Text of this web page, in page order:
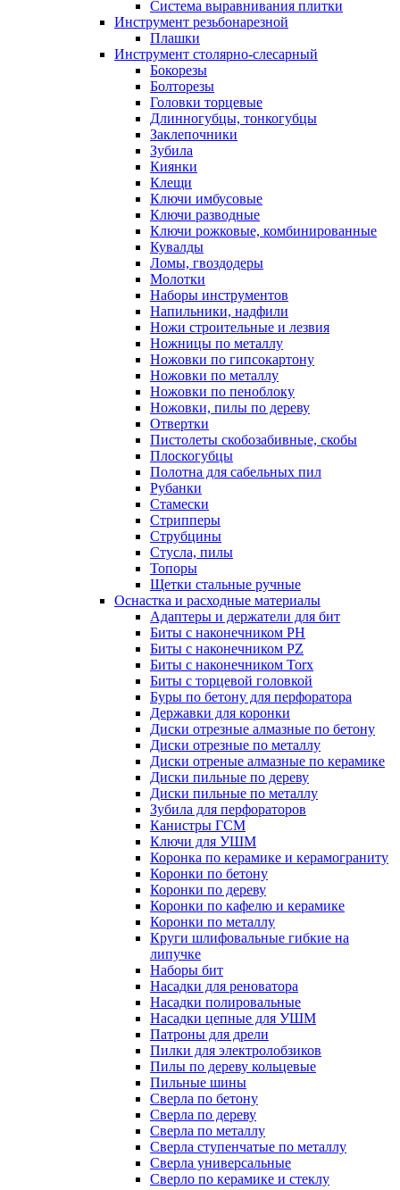
Система выравнивания плитки
Инструмент резьбонарезной
Плашки
Инструмент столярно-слесарный
Бокорезы
Болторезы
Головки торцевые
Длинногубцы, тонкогубцы
Заклепочники
Зубила
Киянки
Клещи
Ключи имбусовые
Ключи разводные
Ключи рожковые, комбинированные
Кувалды
Ломы, гвоздодеры
Молотки
Наборы инструментов
Напильники, надфили
Ножи строительные и лезвия
Ножницы по металлу
Ножовки по гипсокартону
Ножовки по металлу
Ножовки по пеноблоку
Ножовки, пилы по дереву
Отвертки
Пистолеты скобозабивные, скобы
Плоскогубцы
Полотна для сабельных пил
Рубанки
Стамески
Стрипперы
Струбцины
Стусла, пилы
Топоры
Щетки стальные ручные
Оснастка и расходные материалы
Адаптеры и держатели для бит
Биты с наконечником PH
Биты с наконечником PZ
Биты с наконечником Torx
Биты с торцевой головкой
Буры по бетону для перфоратора
Державки для коронки
Диски отрезные алмазные по бетону
Диски отрезные по металлу
Диски отреные алмазные по керамике
Диски пильные по дереву
Диски пильные по металлу
Зубила для перфораторов
Канистры ГСМ
Ключи для УШМ
Коронка по керамике и керамограниту
Коронки по бетону
Коронки по дереву
Коронки по кафелю и керамике
Коронки по металлу
Круги шлифовальные гибкие на
липучке
Наборы бит
Насадки для реноватора
Насадки полировальные
Насадки цепные для УШМ
Патроны для дрели
Пилки для электролобзиков
Пилы по дереву кольцевые
Пильные шины
Сверла по бетону
Сверла по дереву
Сверла по металлу
Сверла ступенчатые по металлу
Сверла универсальные
Сверло по керамике и стеклу